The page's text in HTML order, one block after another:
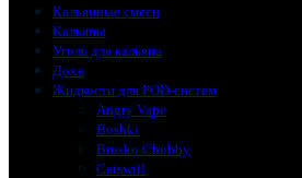
Кальянные смеси
Кальяны
Уголь для кальяна
Доха
Жидкости для POD-систем
Angry Vape
Boshki
Brusko Chubby
Catswill